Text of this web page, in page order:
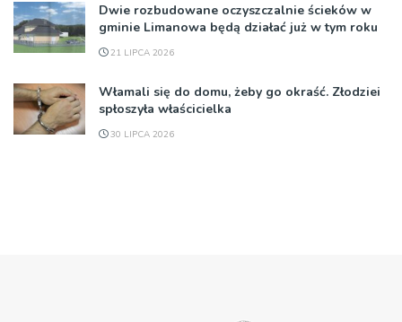
Dwie rozbudowane oczyszczalnie ścieków w
gminie Limanowa będą działać już w tym roku
21 LIPCA 2026
Włamali się do domu, żeby go okraść. Złodziei
spłoszyła właścicielka
30 LIPCA 2026